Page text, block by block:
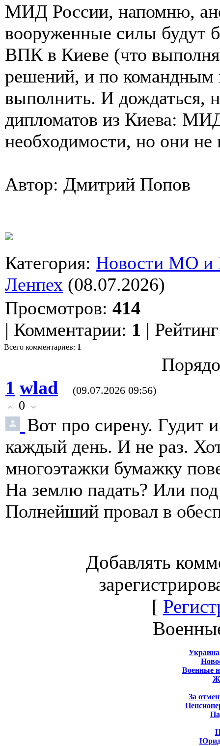
МИД России, напомню,
вооруженные силы будут
ВПК в Киеве (что
решений, и по командным
выполнить. И дождаться,
дипломатов из Киева:
необходимости, но они не
Автор: Дмитрий Попов
Категория: Новости МО
Ленпех (08.07.2026)
Просмотров: 414
| Комментарии: 1 | Рейтинг
Всего комментариев: 1
1 wlad (09.07.2026 09:56)
0
Вот про сирену. Гудит
каждый день. И не раз.
многоэтажки бумажку
На землю падать? Или под
Полнейший провал в
Добавлять
[
Военные
За